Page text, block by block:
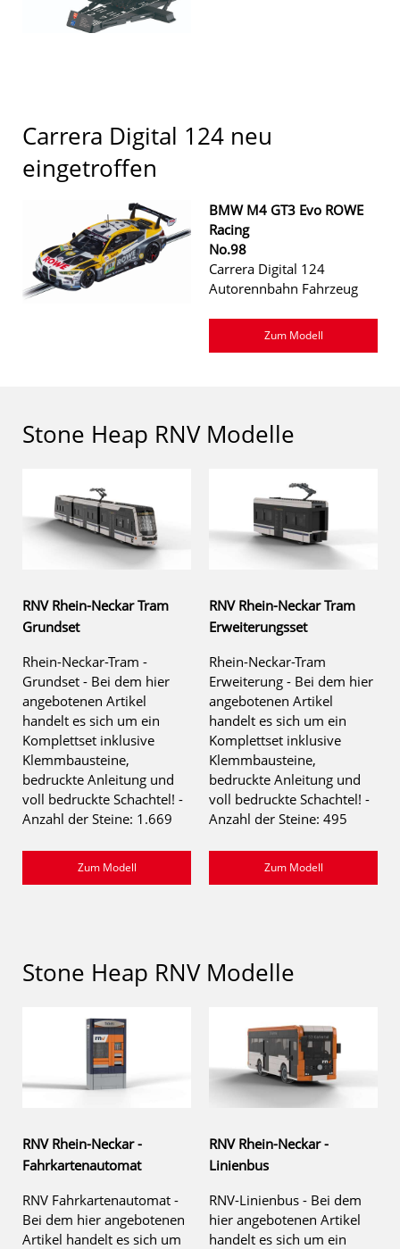
Carrera Digital 124 neu
eingetroffen
BMW M4 GT3 Evo ROWE
Racing
No.98
Carrera Digital 124
Autorennbahn Fahrzeug
Zum Modell
Stone Heap RNV Modelle
RNV Rhein-Neckar Tram
Grundset
Rhein-Neckar-Tram -
Grundset - Bei dem hier
angebotenen Artikel
handelt es sich um ein
Komplettset inklusive
Klemmbausteine,
bedruckte Anleitung und
voll bedruckte Schachtel! -
Anzahl der Steine: 1.669
Zum Modell
RNV Rhein-Neckar Tram
Erweiterungsset
Rhein-Neckar-Tram
Erweiterung - Bei dem hier
angebotenen Artikel
handelt es sich um ein
Komplettset inklusive
Klemmbausteine,
bedruckte Anleitung und
voll bedruckte Schachtel! -
Anzahl der Steine: 495
Zum Modell
Stone Heap RNV Modelle
RNV Rhein-Neckar -
Fahrkartenautomat
RNV Fahrkartenautomat -
Bei dem hier angebotenen
Artikel handelt es sich um
RNV Rhein-Neckar -
Linienbus
RNV-Linienbus - Bei dem
hier angebotenen Artikel
handelt es sich um ein